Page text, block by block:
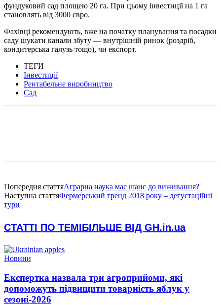
фундуковий сад площею 20 га. При цьому інвестиції на 1 га
становлять від 3000 євро.
Фахівці рекомендують, вже на початку планування та посадки
саду шукати канали збуту — внутрішній ринок (роздріб,
кондитерська галузь тощо), чи експорт.
ТЕГИ
Інвестиції
Рентабельне виробництво
Сад
Попередня статтяАграрна наука має шанс до виживання?
Наступна статтяФермерський тренд 2018 року – дегустаційні
тури
СТАТТІ ПО ТЕМІБІЛЬШЕ ВІД GH.in.ua
Новини
Експертка назвала три агроприйоми, які
допоможуть підвищити товарність яблук у
сезоні-2026